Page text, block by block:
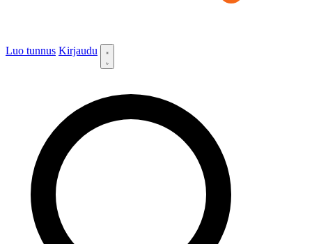
Luo tunnus Kirjaudu